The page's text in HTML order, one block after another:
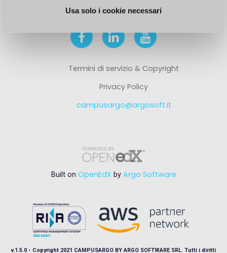
Usa solo i cookie necessari
SEGUICI SUI SOCIAL
Termini di servizio & Copyright
Privacy Policy
campusargo@argosoft.it
Built on OpenEdX by Argo Software
v.1.5.0 - Copyright 2021 CAMPUSARGO BY ARGO SOFTWARE SRL. Tutti i diritti